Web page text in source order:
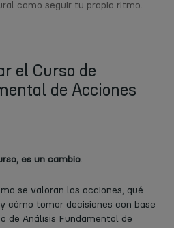
como seguir tu propio ritmo.
el Curso de
de Acciones
es un cambio.
se valoran las acciones, qué
cómo tomar decisiones con base
de Análisis Fundamental de